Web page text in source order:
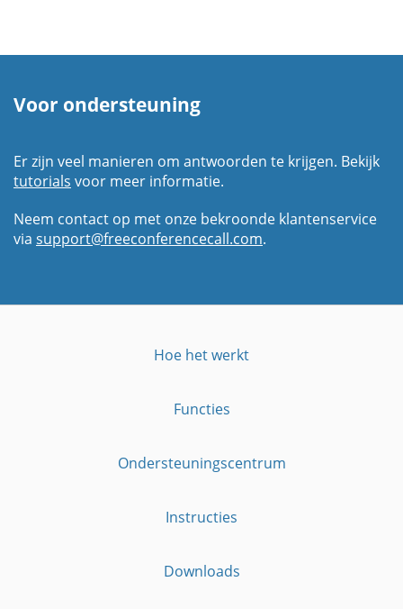
Voor ondersteuning
Er zijn veel manieren om antwoorden te krijgen. Bekijk
tutorials voor meer informatie.
Neem contact op met onze bekroonde klantenservice
via support@freeconferencecall.com.
Hoe het werkt
Functies
Ondersteuningscentrum
Instructies
Downloads